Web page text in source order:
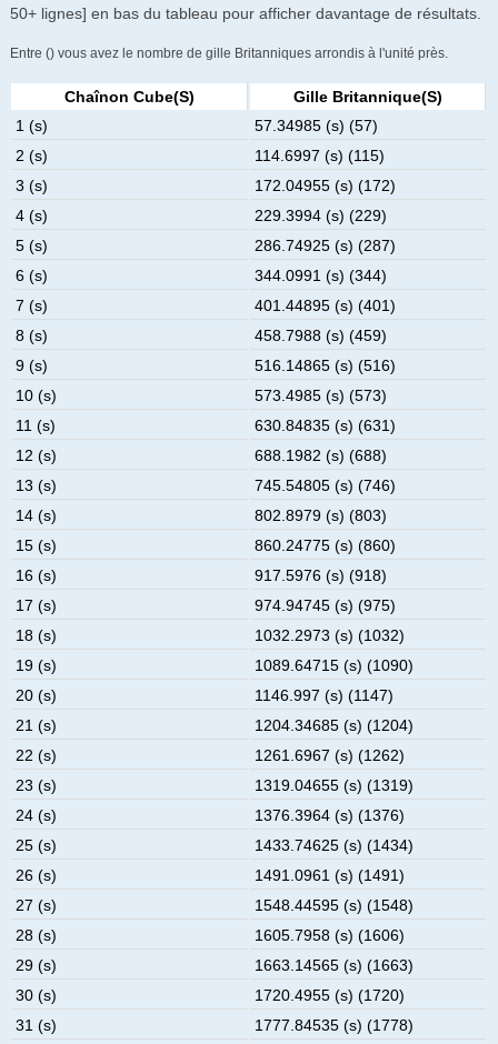
50+ lignes] en bas du tableau pour afficher davantage de résultats.
Entre () vous avez le nombre de gille Britanniques arrondis à l'unité près.
Chaînon Cube(s)
Gille Britannique(s)
1 (s)
57.34985 (s) (57)
2 (s)
114.6997 (s) (115)
3 (s)
172.04955 (s) (172)
4 (s)
229.3994 (s) (229)
5 (s)
286.74925 (s) (287)
6 (s)
344.0991 (s) (344)
7 (s)
401.44895 (s) (401)
8 (s)
458.7988 (s) (459)
9 (s)
516.14865 (s) (516)
10 (s)
573.4985 (s) (573)
11 (s)
630.84835 (s) (631)
12 (s)
688.1982 (s) (688)
13 (s)
745.54805 (s) (746)
14 (s)
802.8979 (s) (803)
15 (s)
860.24775 (s) (860)
16 (s)
917.5976 (s) (918)
17 (s)
974.94745 (s) (975)
18 (s)
1032.2973 (s) (1032)
19 (s)
1089.64715 (s) (1090)
20 (s)
1146.997 (s) (1147)
21 (s)
1204.34685 (s) (1204)
22 (s)
1261.6967 (s) (1262)
23 (s)
1319.04655 (s) (1319)
24 (s)
1376.3964 (s) (1376)
25 (s)
1433.74625 (s) (1434)
26 (s)
1491.0961 (s) (1491)
27 (s)
1548.44595 (s) (1548)
28 (s)
1605.7958 (s) (1606)
29 (s)
1663.14565 (s) (1663)
30 (s)
1720.4955 (s) (1720)
31 (s)
1777.84535 (s) (1778)